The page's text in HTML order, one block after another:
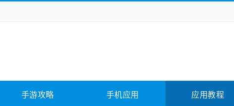
安全相关 应用软件 影音软件 插件下载
综合其它
手游攻略 手机应用 应用教程